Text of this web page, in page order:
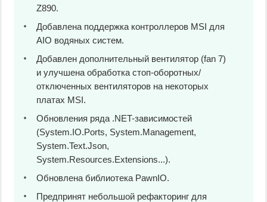
Z890.
Добавлена поддержка контроллеров MSI для
AIO водяных систем.
Добавлен дополнительный вентилятор (fan 7)
и улучшена обработка стоп-оборотных/
отключенных вентиляторов на некоторых
платах MSI.
Обновления ряда .NET-зависимостей
(System.IO.Ports, System.Management,
System.Text.Json,
System.Resources.Extensions...).
Обновлена библиотека PawnIO.
Предпринят небольшой рефакторинг для